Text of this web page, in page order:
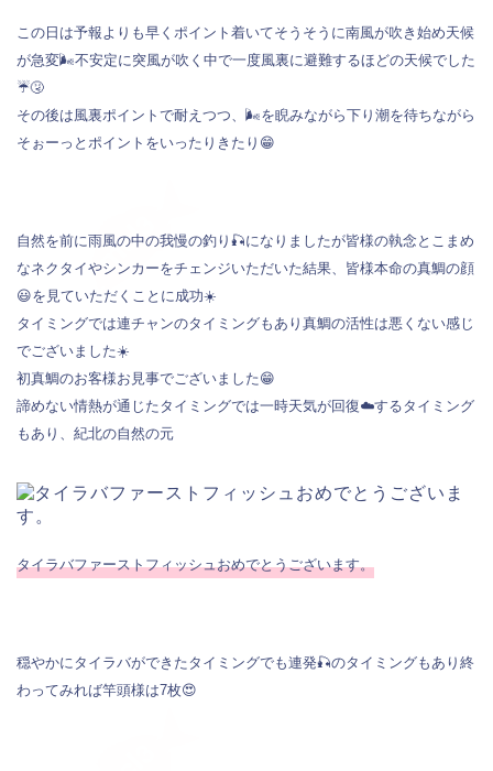
この日は予報よりも早くポイント着いてそうそうに南風が吹き始め天候
が急変🌬️不安定に突風が吹く中で一度風裏に避難するほどの天候でした
☔️🤧
その後は風裏ポイントで耐えつつ、🌬️を睨みながら下り潮を待ちながら
そぉーっとポイントをいったりきたり😁
自然を前に雨風の中の我慢の釣り🎣になりましたが皆様の執念とこまめ
なネクタイやシンカーをチェンジいただいた結果、皆様本命の真鯛の顔
😃を見ていただくことに成功☀️
タイミングでは連チャンのタイミングもあり真鯛の活性は悪くない感じ
でございました☀️
初真鯛のお客様お見事でございました😁
諦めない情熱が通じたタイミングでは一時天気が回復☁️するタイミング
もあり、紀北の自然の元
タイラバファーストフィッシュおめでとうございます。
穏やかにタイラバができたタイミングでも連発🎣のタイミングもあり終
わってみれば竿頭様は7枚😍